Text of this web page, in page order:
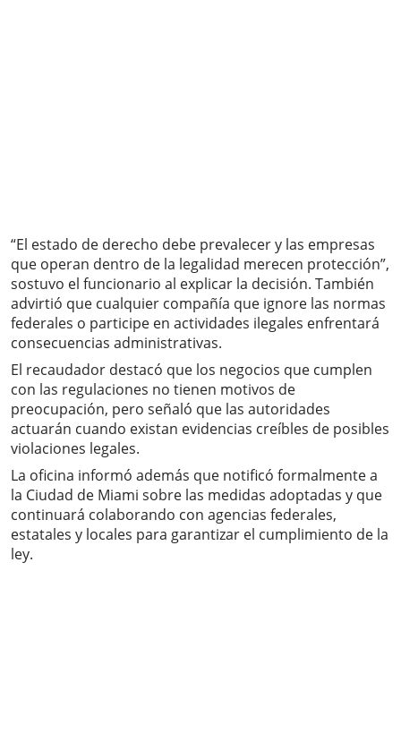
“El estado de derecho debe prevalecer y las empresas
que operan dentro de la legalidad merecen protección”,
sostuvo el funcionario al explicar la decisión. También
advirtió que cualquier compañía que ignore las normas
federales o participe en actividades ilegales enfrentará
consecuencias administrativas.
El recaudador destacó que los negocios que cumplen
con las regulaciones no tienen motivos de
preocupación, pero señaló que las autoridades
actuarán cuando existan evidencias creíbles de posibles
violaciones legales.
La oficina informó además que notificó formalmente a
la Ciudad de Miami sobre las medidas adoptadas y que
continuará colaborando con agencias federales,
estatales y locales para garantizar el cumplimiento de la
ley.